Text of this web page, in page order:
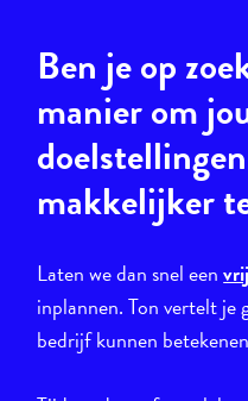
Ben je op
manier om
makkelijker
Laten we dan snel een
inplannen. Ton vertelt je
bedrijf kunnen